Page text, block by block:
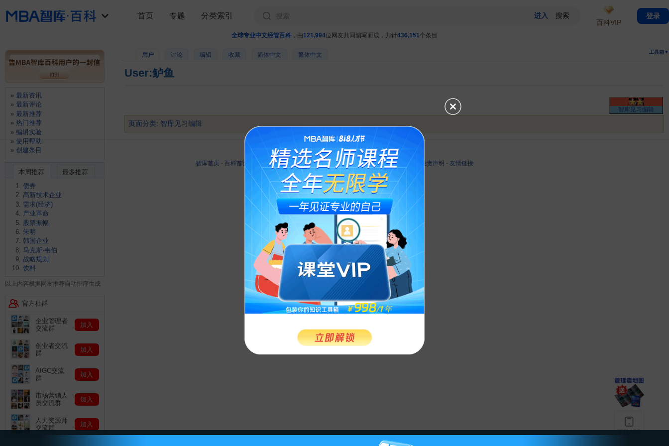
全球专业中文经管百科 ，由121,994位网友共同编写而成，共计436,151 个条目
用户 讨论 编辑 收藏 简体中文 繁体中文 工具箱▼
User:鲈鱼
智库见习编辑
页面分类: 智库见习编辑
首页 专题 分类索引
百科VIP
登录
最新资讯
最新评论
最新推荐
热门推荐
编辑实验
使用帮助
创建条目
本周推荐
最多推荐
债券
高新技术企业
需求(经济)
产业革命
股票振幅
朱明
韩国企业
马克斯·韦伯
战略规划
饮料
以上内容根据网友推荐自动排序生成
官方社群
企业管理者
交流群
加入
创业者交流
群
加入
AIGC交流
群
加入
市场营销人
员交流群
加入
人力资源师
交流群
加入
下载APP
此页面最后修订：14:02,2010年6月13日.
智库首页 - 百科首页 关于百科-客户端-人才招聘- 广告合作 -权利通知-联系我们 免责声明 - 友情链接
©2026 MBAlib.com, All rights reserved.
闽公网安备 35020302032707号